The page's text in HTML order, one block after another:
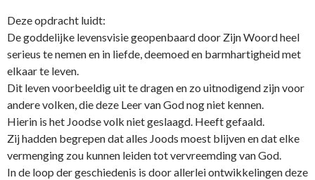
Deze opdracht luidt:
De goddelijke levensvisie geopenbaard door Zijn Woord heel
serieus te nemen en in liefde, deemoed en barmhartigheid met
elkaar te leven.
Dit leven voorbeeldig uit te dragen en zo uitnodigend zijn voor
andere volken, die deze Leer van God nog niet kennen.
Hierin is het Joodse volk niet geslaagd. Heeft gefaald.
Zij hadden begrepen dat alles Joods moest blijven en dat elke
vermenging zou kunnen leiden tot vervreemding van God.
In de loop der geschiedenis is door allerlei o­ntwikkelingen deze